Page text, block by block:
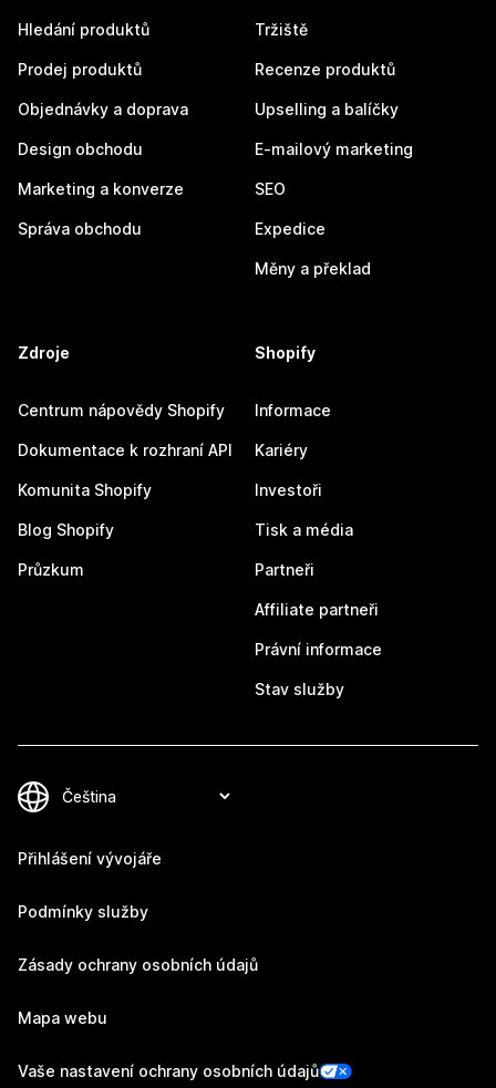
Hledání produktů
Prodej produktů
Objednávky a doprava
Design obchodu
Marketing a konverze
Správa obchodu
Tržiště
Recenze produktů
Upselling a balíčky
E-mailový marketing
SEO
Expedice
Měny a překlad
Zdroje
Centrum nápovědy Shopify
Dokumentace k rozhraní API
Komunita Shopify
Blog Shopify
Průzkum
Shopify
Informace
Kariéry
Investoři
Tisk a média
Partneři
Affiliate partneři
Právní informace
Stav služby
Přihlášení vývojáře
Podmínky služby
Zásady ochrany osobních údajů
Mapa webu
Vaše nastavení ochrany osobních údajů